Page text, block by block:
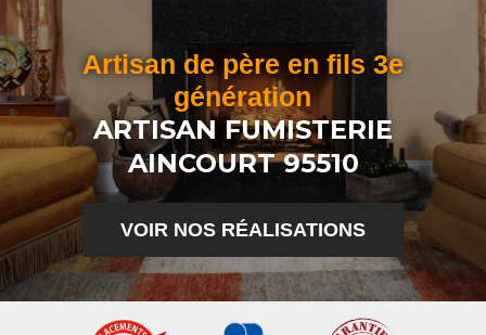
Artisan de père en fils 3e
génération
ARTISAN FUMISTERIE
AINCOURT 95510
VOIR NOS RÉALISATIONS